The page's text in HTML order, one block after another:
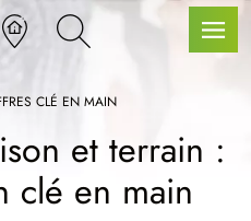
CLÉ EN MAIN
et terrain :
clé en main